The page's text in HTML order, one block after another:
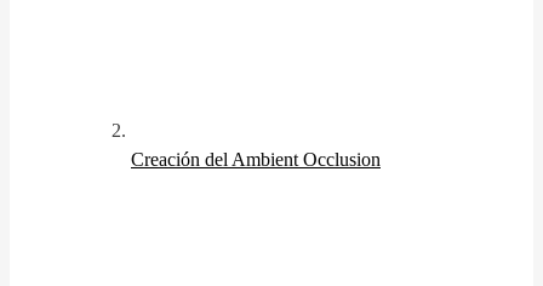
Creación del Ambient Occlusion